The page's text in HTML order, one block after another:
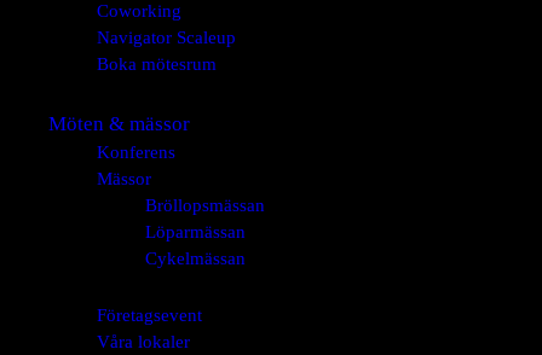
Coworking
Navigator Scaleup
Boka mötesrum
Möten & mässor
Konferens
Mässor
Bröllopsmässan
Löparmässan
Cykelmässan
Företagsevent
Våra lokaler